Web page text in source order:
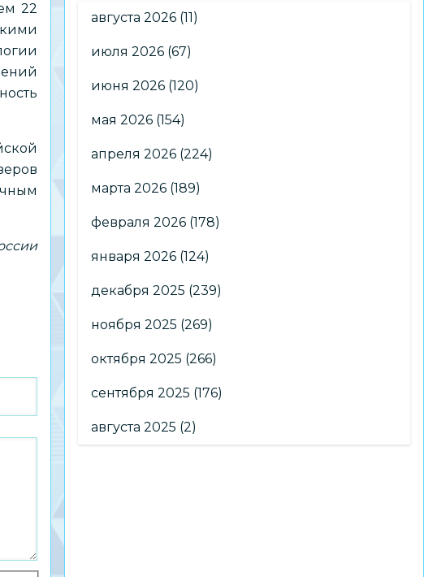
22
августа 2026 (11)
июля 2026 (67)
июня 2026 (120)
мая 2026 (154)
апреля 2026 (224)
марта 2026 (189)
февраля 2026 (178)
января 2026 (124)
декабря 2025 (239)
ноября 2025 (269)
октября 2025 (266)
сентября 2025 (176)
августа 2025 (2)